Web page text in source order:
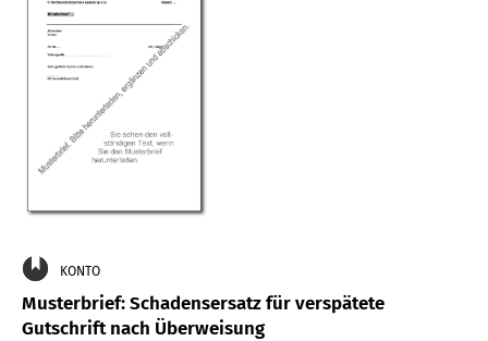
KONTO
Musterbrief: Schadensersatz für verspätete
Gutschrift nach Überweisung